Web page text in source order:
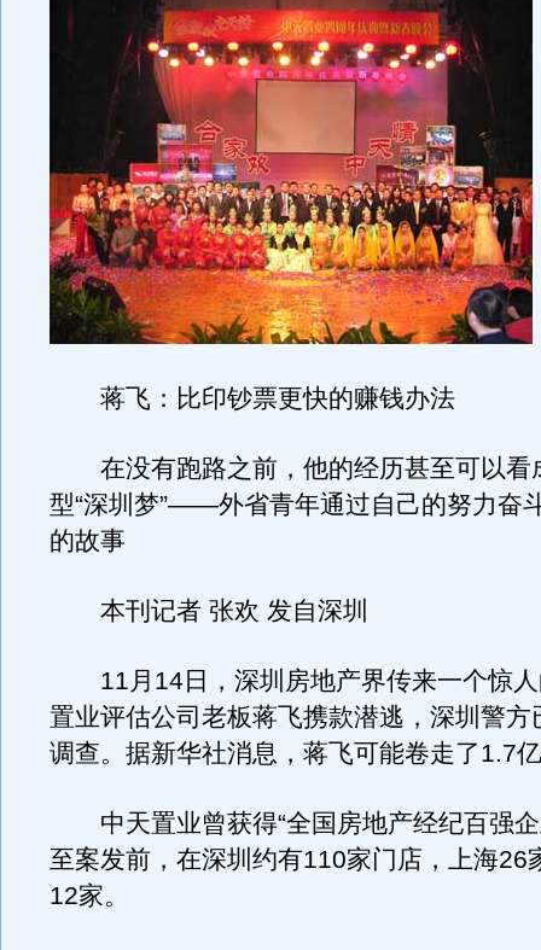
蒋飞：比印钞票更快的赚钱办法
在没有跑路之前，他的经历甚至可以看
型“深圳梦”——外省青年通过自己的努力奋
的故事
本刊记者 张欢 发自深圳
11月14日，深圳房地产界传来一个惊人
置业评估公司老板蒋飞携款潜逃，深圳警方
调查。据新华社消息，蒋飞可能卷走了1.7
中天置业曾获得“全国房地产经纪百强企
至案发前，在深圳约有110家门店，上海26
12家。